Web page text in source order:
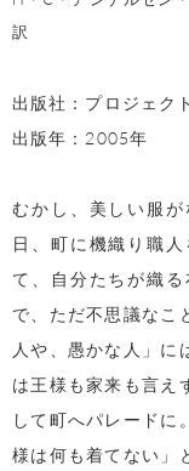
訳
出版社：プロジェク
出版年：2005年
むかし、美しい服
日、町に機織り職
て、自分たちが織
で、ただ不思議なこ
人や、愚かな人」に
は王様も家来も言え
して町へパレードに
様は何も着てない」